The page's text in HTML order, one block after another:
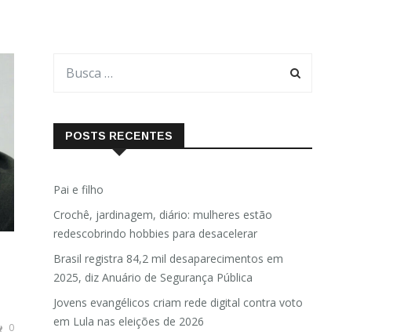
0
POSTS RECENTES
Pai e filho
Crochê, jardinagem, diário: mulheres estão
redescobrindo hobbies para desacelerar
Brasil registra 84,2 mil desaparecimentos em
2025, diz Anuário de Segurança Pública
Jovens evangélicos criam rede digital contra voto
em Lula nas eleições de 2026